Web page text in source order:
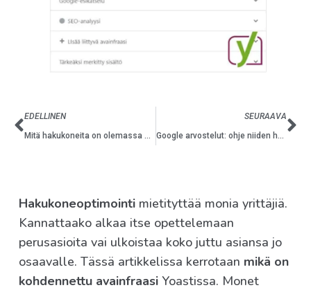
EDELLINEN
SEURAAVA
Hakukoneoptimointi mietityttää monia yrittäjiä.
Kannattaako alkaa itse opettelemaan
perusasioita vai ulkoistaa koko juttu asiansa jo
osaavalle. Tässä artikkelissa kerrotaan mikä on
kohdennettu avainfraasi Yoastissa. Monet